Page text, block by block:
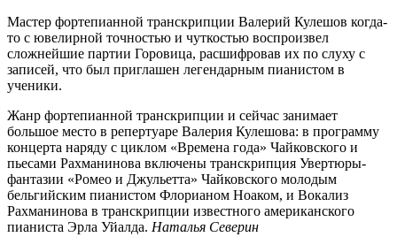
Мастер фортепианной транскрипции Валерий Кулешов когда-
то с ювелирной точностью и чуткостью воспроизвел
сложнейшие партии Горовица, расшифровав их по слуху с
записей, что был приглашен легендарным пианистом в
ученики.
Жанр фортепианной транскрипции и сейчас занимает
большое место в репертуаре Валерия Кулешова: в программу
концерта наряду с циклом «Времена года» Чайковского и
пьесами Рахманинова включены транскрипция Увертюры-
фантазии «Ромео и Джульетта» Чайковского молодым
бельгийским пианистом Флорианом Ноаком, и Вокализ
Рахманинова в транскрипции известного американского
пианиста Эрла Уйалда. Наталья Северин